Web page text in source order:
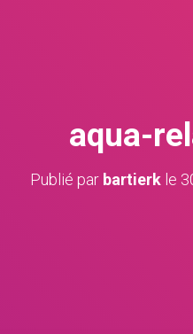
aqua-
Publié par bartierk le